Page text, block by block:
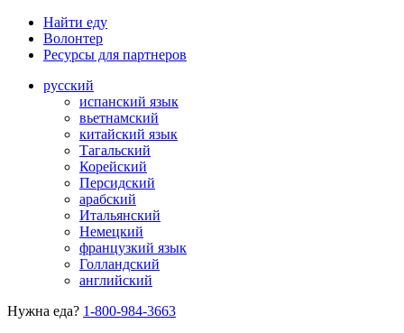
Найти еду
Волонтер
Ресурсы для партнеров
русский
испанский язык
вьетнамский
китайский язык
Тагальский
Корейский
Персидский
арабский
Итальянский
Немецкий
французкий язык
Голландский
английский
Нужна еда? 1-800-984-3663